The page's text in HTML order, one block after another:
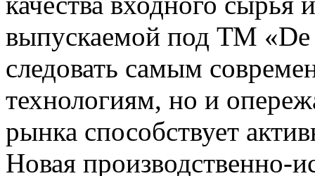
выпускаемой под ТМ
следовать самым
технологиям, но и
рынка способствует
Новая производственно-